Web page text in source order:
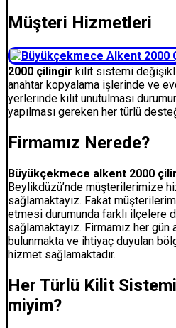
Müşteri Hizmetleri
2000 çilingir kilit sistemi
anahtar kopyalama işlerinde ve
yerlerinde kilit unutulması
yapılması gereken her türlü
Firmamız Nerede?
Büyükçekmece alkent 2000
Beylikdüzü’nde müşterilerimize
sağlamaktayız. Fakat
etmesi durumunda farklı ilçelere
sağlamaktayız. Firmamız her gün
bulunmakta ve ihtiyaç duyulan
hizmet sağlamaktadır.
Her Türlü Kilit
miyim?